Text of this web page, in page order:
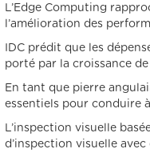
L’Edge Computing
l’amélioration des
IDC prédit que les
porté par la croissance de
En tant que pierre
essentiels pour conduire
L’inspection visuelle
d’inspection visuelle